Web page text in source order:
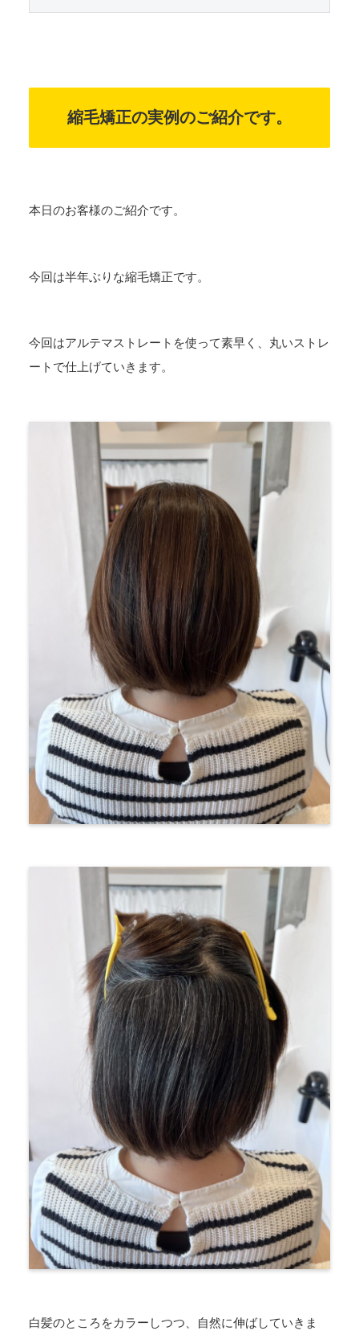
縮毛矯正の実例のご紹介です。
本日のお客様のご紹介です。
今回は半年ぶりな縮毛矯正です。
今回はアルテマストレートを使って素早く、丸いストレ
ートで仕上げていきます。
白髪のところをカラーしつつ、自然に伸ばしていきま